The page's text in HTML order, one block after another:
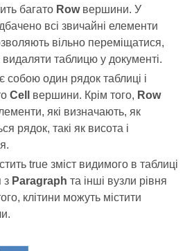
багато Rowвершини. У
всі звичайні елементи
вільно переміщатися,
таблицю у документі.
собою один рядок таблиці і
Cell вершини. Крім того, Row
які визначають, як
рядок, такі як висота і
true зміст видимого в таблиці
з Paragraph та інші вузли рівня
клітини можуть містити